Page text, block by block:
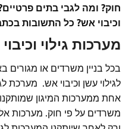
חוק? ומה לגבי בתים
וכיבוי אש? כל התשובות
מערכות גילוי
בכל בניין משרדים או
לגילוי עשן וכיבוי אש. מערכת
אחת ממערכות המיגון
משרדים על פי חוק. מערכות